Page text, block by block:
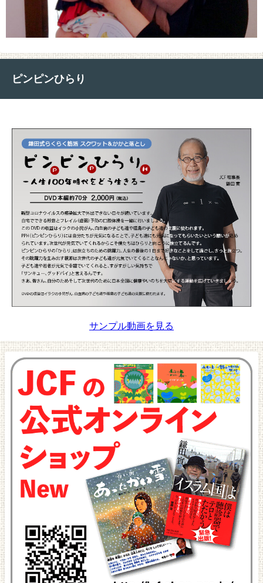
ピンピンひらり
サンプル動画を見る